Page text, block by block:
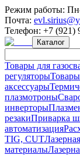
Режим работы:
Почта:
Телефон: +7 (921)
Каталог
Товары для
регуляторы
аксессуары
плазмотроны
инверторы
резакиПриварка
автоматизация
TIG, CUT
материалы